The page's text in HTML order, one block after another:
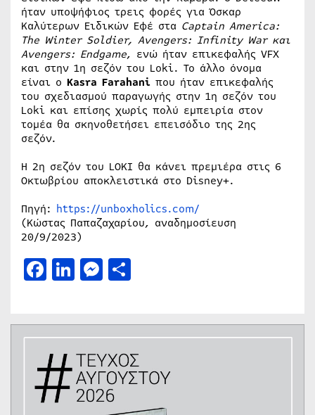
ήταν υποψήφιος τρεις φορές για Όσκαρ
Καλύτερων Ειδικών Εφέ στα Captain America:
The Winter Soldier, Avengers: Infinity War και
Avengers: Endgame, ενώ ήταν επικεφαλής VFX
και στην 1η σεζόν του Loki. Το άλλο όνομα
είναι ο Kasra Farahani που ήταν επικεφαλής
του σχεδιασμού παραγωγής στην 1η σεζόν του
Loki και επίσης χωρίς πολύ εμπειρία στον
τομέα θα σκηνοθετήσει επεισόδιο της 2ης
σεζόν.
Η 2η σεζόν του LOKI θα κάνει πρεμιέρα στις 6
Οκτωβρίου αποκλειστικά στο Disney+.
Πηγή: https://unboxholics.com/
(Κώστας Παπαζαχαρίου, αναδημοσίευση
20/9/2023)
Facebook
LinkedIn
Messenger